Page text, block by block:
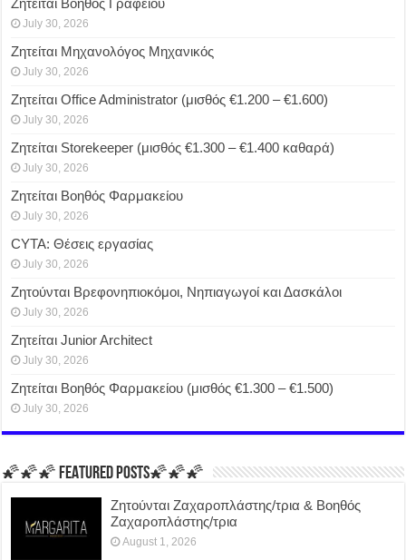
Ζητείται Βοηθός Γραφείου
July 30, 2026
Ζητείται Μηχανολόγος Μηχανικός
July 30, 2026
Ζητείται Office Administrator (μισθός €1.200 – €1.600)
July 30, 2026
Ζητείται Storekeeper (μισθός €1.300 – €1.400 καθαρά)
July 30, 2026
Ζητείται Βοηθός Φαρμακείου
July 30, 2026
CYTA: Θέσεις εργασίας
July 30, 2026
Ζητούνται Βρεφονηπιοκόμοι, Νηπιαγωγοί και Δασκάλοι
July 30, 2026
Ζητείται Junior Architect
July 30, 2026
Ζητείται Βοηθός Φαρμακείου (μισθός €1.300 – €1.500)
July 30, 2026
🌠🌠🌠 FEATURED POSTS🌠🌠🌠
Ζητούνται Ζαχαροπλάστης/τρια & Βοηθός
Ζαχαροπλάστης/τρια
August 1, 2026